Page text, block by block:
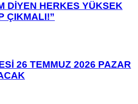
DİYEN HERKES YÜKSEK
ÇIKMALI!”
26 TEMMUZ 2026 PAZAR